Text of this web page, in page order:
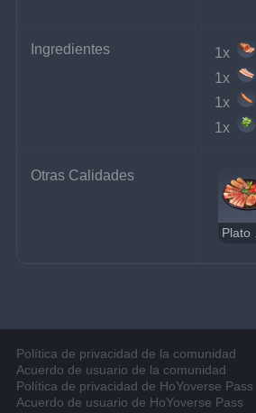
Ingredientes 1x
1x
1x
1x
Otras Calidades
Política de privacidad de la comunidad
Acuerdo de usuario de la comunidad
Política de privacidad de HoYoverse Pass
Acuerdo de usuario de HoYoverse Pass